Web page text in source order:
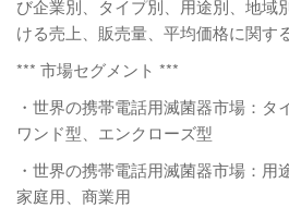
び企業別、タイプ別、用途別、地域
ける売上、販売量、平均価格に関す
*** 市場セグメント ***
・世界の携帯電話用滅菌器市場：タ
ワンド型、エンクローズ型
・世界の携帯電話用滅菌器市場：用
家庭用、商業用